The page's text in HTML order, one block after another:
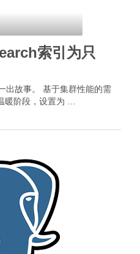
索引为只
出故事。 基于集群性能的需
暖阶段，设置为 …